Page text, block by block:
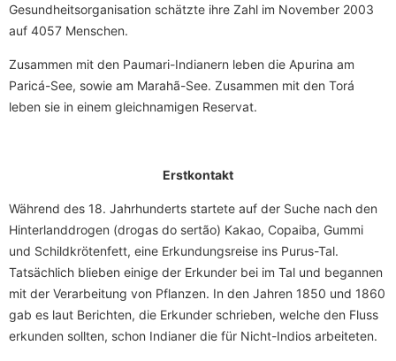
Gesundheitsorganisation schätzte ihre Zahl im November 2003
auf 4057 Menschen.
Zusammen mit den Paumari-Indianern leben die Apurina am
Paricá-See, sowie am Marahã-See. Zusammen mit den Torá
leben sie in einem gleichnamigen Reservat.
Erstkontakt
Während des 18. Jahrhunderts startete auf der Suche nach den
Hinterlanddrogen (drogas do sertão) Kakao, Copaiba, Gummi
und Schildkrötenfett, eine Erkundungsreise ins Purus-Tal.
Tatsächlich blieben einige der Erkunder bei im Tal und begannen
mit der Verarbeitung von Pflanzen. In den Jahren 1850 und 1860
gab es laut Berichten, die Erkunder schrieben, welche den Fluss
erkunden sollten, schon Indianer die für Nicht-Indios arbeiteten.